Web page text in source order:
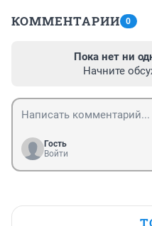
КОММЕНТАРИИ 0
Пока нет ни
Начните
Гость
Войти